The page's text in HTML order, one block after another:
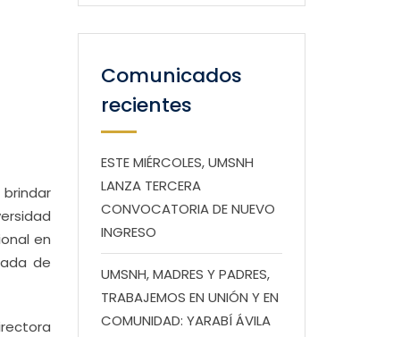
en
de
Comunicados
recientes
ESTE MIÉRCOLES, UMSNH
LANZA TERCERA
CONVOCATORIA DE NUEVO
INGRESO
UMSNH, MADRES Y PADRES,
TRABAJEMOS EN UNIÓN Y EN
COMUNIDAD: YARABÍ ÁVILA